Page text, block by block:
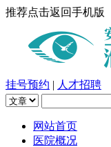
推荐点击返回手机版
挂号预约 | 人才招聘
网站首页
医院概况